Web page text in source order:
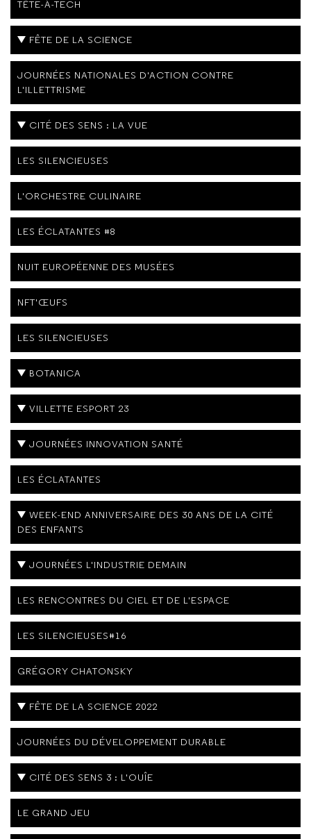
TÊTE-À-TECH
FÊTE DE LA SCIENCE
JOURNÉES NATIONALES D'ACTION CONTRE
L'ILLETTRISME
CITÉ DES SENS : LA VUE
LES SILENCIEUSES
L'ORCHESTRE CULINAIRE
LES ÉCLATANTES #8
NUIT EUROPÉENNE DES MUSÉES
NFT'ŒUFS
LES SILENCIEUSES
BOTANICA
VILLETTE ESPORT 23
JOURNÉES INNOVATION SANTÉ
LES ÉCLATANTES
WEEK-END ANNIVERSAIRE DES 30 ANS DE LA CITÉ
DES ENFANTS
JOURNÉES L'INDUSTRIE DEMAIN
LES RENCONTRES DU CIEL ET DE L'ESPACE
LES SILENCIEUSES#16
GRÉGORY CHATONSKY
FÊTE DE LA SCIENCE 2022
JOURNÉES DU DÉVELOPPEMENT DURABLE
CITÉ DES SENS 3 : L'OUÎE
LE GRAND JEU